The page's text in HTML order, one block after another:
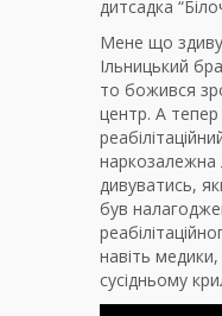
дитсадка
Мене що
Ільницький
то божився
центр. А
дивуватись,
був
навіть
сусідньому